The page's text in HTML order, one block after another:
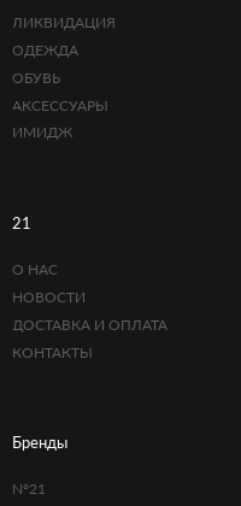
КОНТАКТЫ
ДОСТАВКА И ОПЛАТА
НОВОСТИ
О НАС
21
N°21
Бренды
ЛИКВИДАЦИЯ
ОДЕЖДА
ОБУВЬ
АКСЕССУАРЫ
ИМИДЖ